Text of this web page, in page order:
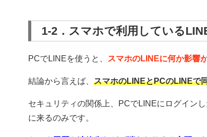
1-2．スマホで利用している
PCでLINEを使うと、 スマホのLINEに何か影響
結論から言えば、 スマホのLINEとPCのLINEで
セキュリティの関係上、PCでLINEにログイン
に来るのみです。